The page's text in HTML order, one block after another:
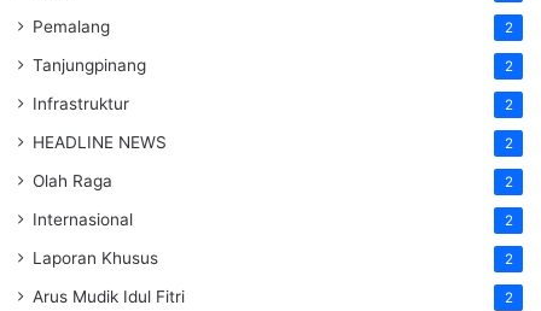
Pemalang 2
Tanjungpinang 2
Infrastruktur 2
HEADLINE NEWS 2
Olah Raga 2
Internasional 2
Laporan Khusus 2
Arus Mudik Idul Fitri 2